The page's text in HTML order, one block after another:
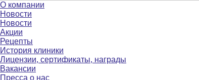
О компании
Новости
Новости
Акции
Рецепты
История клиники
Лицензии, сертификаты, награды
Вакансии
Пресса о нас